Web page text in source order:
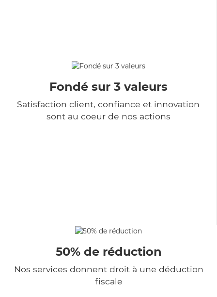
Fondé sur 3 valeurs
Satisfaction client, confiance et innovation
sont au coeur de nos actions
50% de réduction
Nos services donnent droit à une déduction
fiscale